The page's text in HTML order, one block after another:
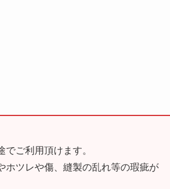
ご利用頂けます。
ホツレや傷、縫製の乱れ等の瑕疵が